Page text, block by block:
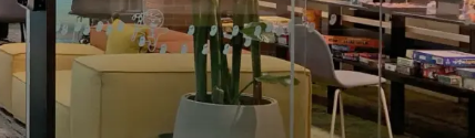
솔리테어: 덱다웃
DEVPLAY